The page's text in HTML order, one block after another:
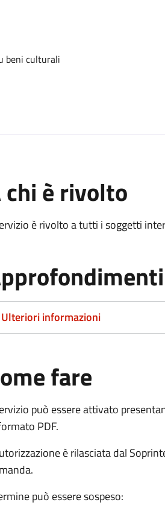
beni culturali
chi è rivolto
è rivolto a tutti i soggetti
Ulteriori informazioni
fare
può essere attivato
PDF.
è rilasciata dal
può essere sospeso: